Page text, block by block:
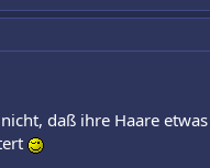
daß ihre Haare